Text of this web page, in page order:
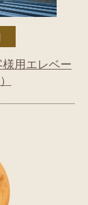
用エレベー